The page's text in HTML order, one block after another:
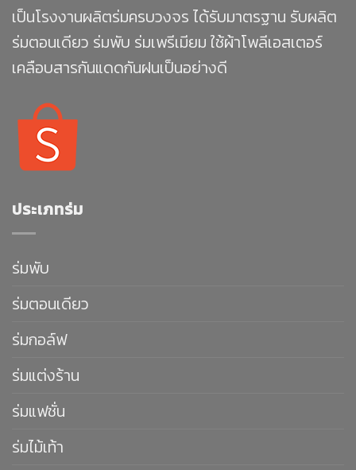
เป็นโรงงานผลิตร่มครบวงจร ได้รับมาตรฐาน รับผลิต
ร่มตอนเดียว ร่มพับ ร่มเพรีเมียม ใช้ผ้าโพลีเอสเตอร์
เคลือบสารกันแดดกันฝนเป็นอย่างดี
ประเภทร่ม
ร่มพับ
ร่มตอนเดียว
ร่มกอล์ฟ
ร่มแต่งร้าน
ร่มแฟชั่น
ร่มไม้เท้า